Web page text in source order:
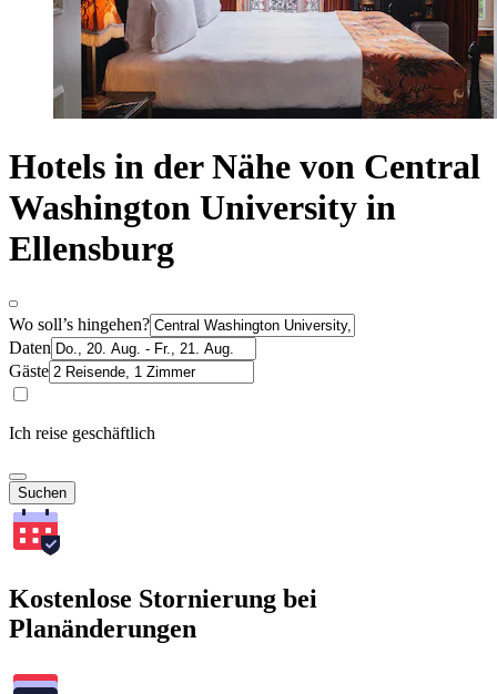
Hotels in der Nähe von Central
Washington University in
Ellensburg
Wo soll’s hingehen?
Daten
Gäste
Ich reise geschäftlich
Suchen
Kostenlose Stornierung bei
Planänderungen